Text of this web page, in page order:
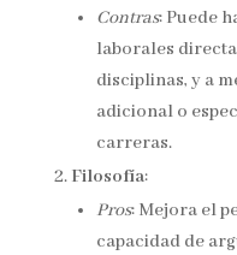
Contras: Puede
laborales
disciplinas, y a
adicional o
carreras.
Filosofía:
Pros: Mejora el
capacidad de